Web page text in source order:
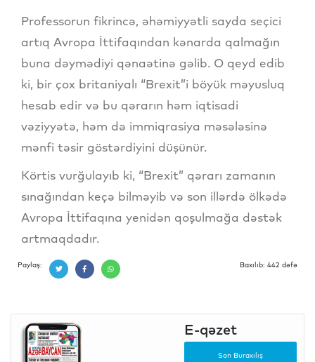
Professorun fikrincə, əhəmiyyətli sayda seçici
artıq Avropa İttifaqından kənarda qalmağın
buna dəymədiyi qənaətinə gəlib. O qeyd edib
ki, bir çox britaniyalı “Brexit”i böyük məyusluq
hesab edir və bu qərarın həm iqtisadi
vəziyyətə, həm də immiqrasiya məsələsinə
mənfi təsir göstərdiyini düşünür.
Körtis vurğulayıb ki, “Brexit” qərarı zamanın
sınağından keçə bilməyib və son illərdə ölkədə
Avropa İttifaqına yenidən qoşulmağa dəstək
artmaqdadır.
Paylaş: Baxılıb: 442 dəfə
E-qəzet
Son Buraxılış